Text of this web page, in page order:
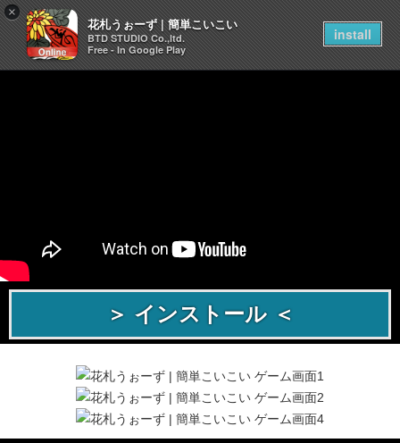
×
花札うぉーず | 簡単こいこい
BTD STUDIO Co.,ltd.
Free - In Google Play
install
＞ インストール ＜